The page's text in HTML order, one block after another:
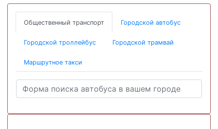
Общественный транспорт Городской автобус
Городской троллейбус Городской трамвай
Маршрутное такси